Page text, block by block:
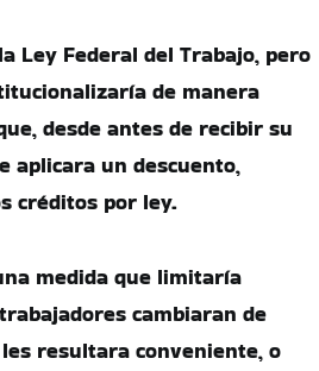
Ley Federal del Trabajo, pero
de manera
desde antes de recibir su
aplicara un descuento,
créditos por ley.
medida que limitaría
cambiaran de
resultara conveniente, o